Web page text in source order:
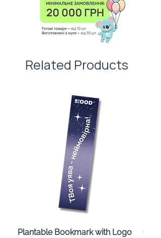
першого враження!
вартості нанесення.
Related Products
Plantable Bookmark with Logo